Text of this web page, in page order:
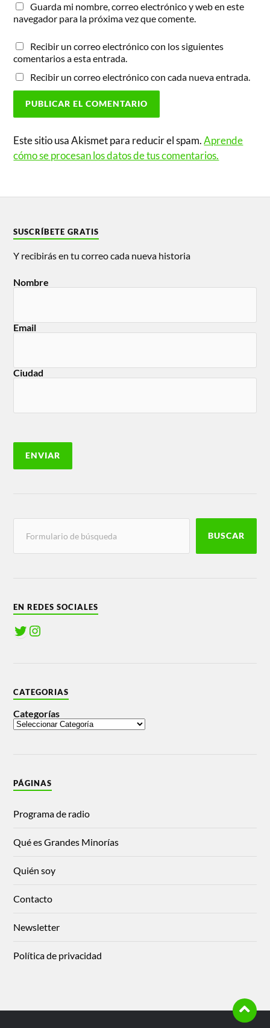
Guarda mi nombre, correo electrónico y web en este
navegador para la próxima vez que comente.
Recibir un correo electrónico con los siguientes
comentarios a esta entrada.
Recibir un correo electrónico con cada nueva entrada.
Este sitio usa Akismet para reducir el spam.Aprende
cómo se procesan los datos de tus comentarios.
SUSCRÍBETE GRATIS
Y recibirás en tu correo cada nueva historia
Nombre
Email
Ciudad
BUSCAR
EN REDES SOCIALES
CATEGORIAS
Categorías
PÁGINAS
Programa de radio
Qué es Grandes Minorías
Quién soy
Contacto
Newsletter
Política de privacidad